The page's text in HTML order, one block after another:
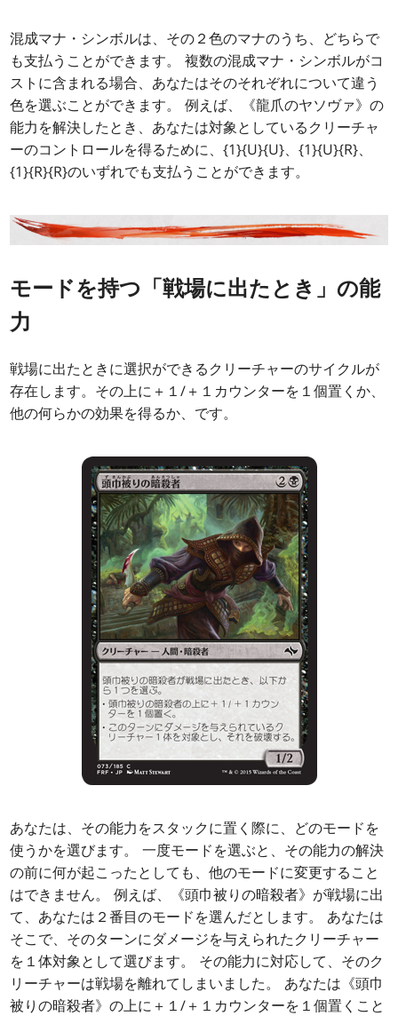
混成マナ・シンボルは、その２色のマナのうち、どちらで
も支払うことができます。 複数の混成マナ・シンボルがコ
ストに含まれる場合、あなたはそのそれぞれについて違う
色を選ぶことができます。 例えば、《龍爪のヤソヴァ》の
能力を解決したとき、あなたは対象としているクリーチャ
ーのコントロールを得るために、{1}{U}{U}、{1}{U}{R}、
{1}{R}{R}のいずれでも支払うことができます。
モードを持つ「戦場に出たとき」の能
力
戦場に出たときに選択ができるクリーチャーのサイクルが
存在します。その上に＋１/＋１カウンターを１個置くか、
他の何らかの効果を得るか、です。
あなたは、その能力をスタックに置く際に、どのモードを
使うかを選びます。 一度モードを選ぶと、その能力の解決
の前に何が起こったとしても、他のモードに変更すること
はできません。 例えば、《頭巾被りの暗殺者》が戦場に出
て、あなたは２番目のモードを選んだとします。 あなたは
そこで、そのターンにダメージを与えられたクリーチャー
を１体対象として選びます。 その能力に対応して、そのク
リーチャーは戦場を離れてしまいました。 あなたは《頭巾
被りの暗殺者》の上に＋１/＋１カウンターを１個置くこと